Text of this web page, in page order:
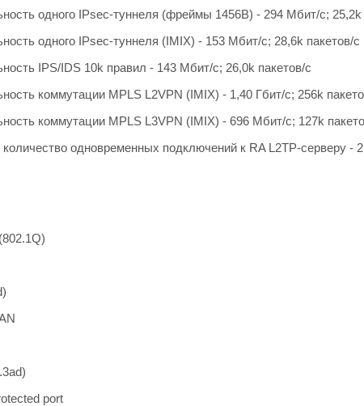
одного IPsec-туннеля (фреймы 1456В) - 294 Мбит/с; 25,2k
одного IPsec-туннеля (IMIX) - 153 Мбит/с; 28,6k пакетов/с
IPS/IDS 10k правил - 143 Мбит/с; 26,0k пакетов/с
коммутации MPLS L2VPN (IMIX) - 1,40 Гбит/с; 256k
коммутации MPLS L3VPN (IMIX) - 696 Мбит/с; 127k
одновременных подключений к RA L2TP-серверу -
port